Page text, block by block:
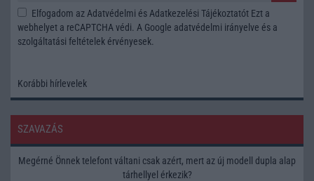
Elfogadom az Adatvédelmi és Adatkezelési Tájékoztatót Ezt a
webhelyet a reCAPTCHA védi. A Google adatvédelmi irányelve és a
szolgáltatási feltételek érvényesek.
Korábbi hírlevelek
SZAVAZÁS
Megérné Önnek telefont váltani csak azért, mert az új modell dupla alap
tárhellyel érkezik?